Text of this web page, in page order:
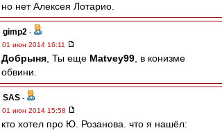
но нет Алексея Лотарио.
gimp2 -
01 июн 2014 16:11
Добрыня , Ты еще Matvey99 , в конизме
обвини.
SAS -
01 июн 2014 15:58
кто хотел про Ю. Розанова. что я нашёл: